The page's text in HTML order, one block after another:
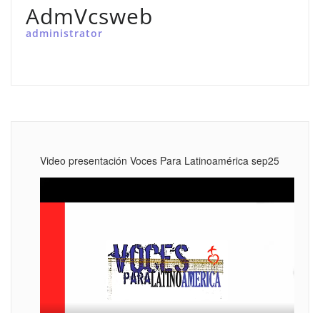
AdmVcsweb
administrator
Video presentación Voces Para Latinoamérica sep25